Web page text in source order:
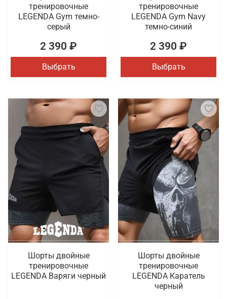
тренировочные
LEGENDA Gym темно-
серый
2 390 ₽
Выбрать
тренировочные
LEGENDA Gym Navy
темно-синий
2 390 ₽
Выбрать
Шорты двойные
тренировочные
LEGENDA Варяги черный
Шорты двойные
тренировочные
LEGENDA Каратель
черный